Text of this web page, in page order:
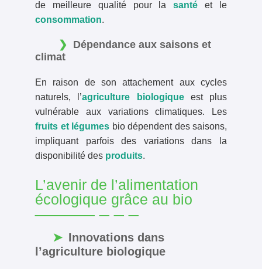
de meilleure qualité pour lasanté et le
consommation.
Dépendance aux saisons et
climat
En raison de son attachement aux cycles
naturels, l’agriculture biologiqueest plus
vulnérable aux variations climatiques. Les
fruits et légumes bio dépendent des saisons,
impliquant parfois des variations dans la
disponibilité des produits.
L’avenir de l’alimentation
écologique grâce au bio
Innovations dans
l’agriculture biologique